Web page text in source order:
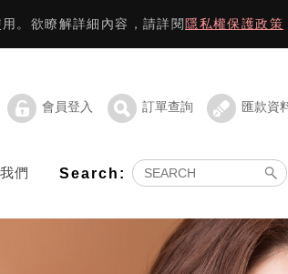
。欲瞭解詳細內容，請詳閱 隱私權保護政策
會員登入 訂單查詢 匯款資
們